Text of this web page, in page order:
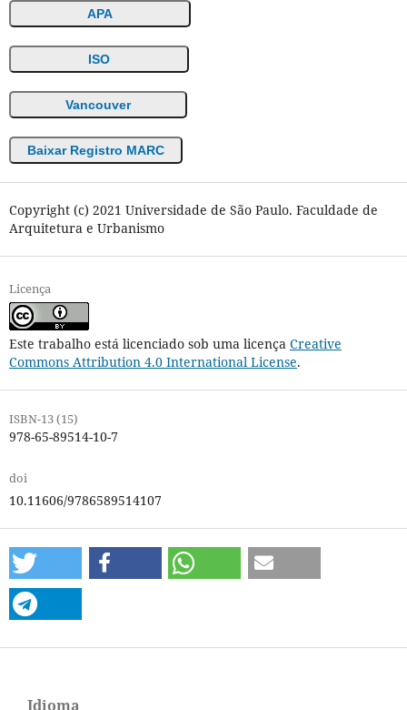
APA
ISO
Vancouver
Baixar Registro MARC
Copyright (c) 2021 Universidade de São Paulo. Faculdade de
Arquitetura e Urbanismo
Licença
Este trabalho está licenciado sob uma licença Creative
Commons Attribution 4.0 International License.
ISBN-13 (15)
978-65-89514-10-7
doi
10.11606/9786589514107
Idioma